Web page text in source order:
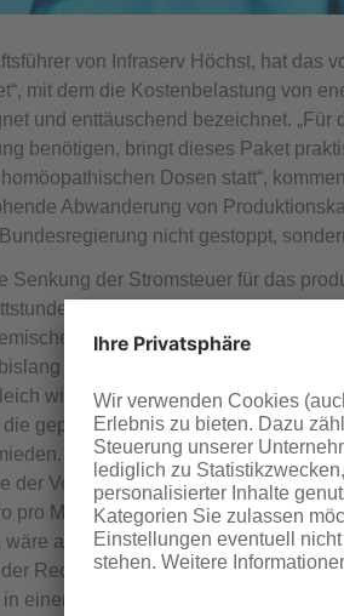
von Infraserv Höchst, hat das
mit dem die Kostenbelastung von
und enttäuschend bezeichnet. „Für
benötigen, bringt dieses Paket
Dosen statt“,
Abwanderung von
nicht gestoppt,
Senkung der Stromsteuer für das
auf 0,05 Cent vor. Von dieser
Industrie ist damit aber nicht
über den so genannten
will die Bundesregierung ab 2024
geplante Senkung der Stromsteuer
Von einer Kostensenkung kann
der Verband der Chemischen
pro Megawattstunde. Das entspricht
wäre aber immer noch signifikant
Reduzierung der Stromsteuer
einer Größenordnung eines